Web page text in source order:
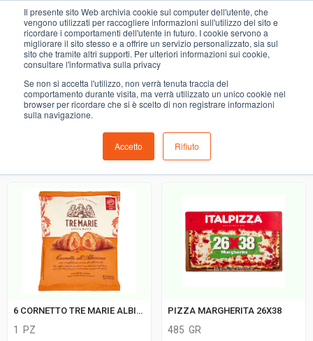
Il presente sito Web archivia cookie sul computer dell'utente, che
vengono utilizzati per raccogliere informazioni sull'utilizzo del sito e
ricordare i comportamenti dell'utente in futuro. I cookie servono a
migliorare il sito stesso e a offrire un servizio personalizzato, sia sul
sito che tramite altri supporti. Per ulteriori informazioni sui cookie,
consultare l'informativa sulla privacy
Se non si accetta l'utilizzo, non verrà tenuta traccia del
comportamento durante visita, ma verrà utilizzato un unico cookie nel
browser per ricordare che si è scelto di non registrare informazioni
sulla navigazione.
Accetto Rifiuto
Pizza & Snack
COMING SOON
gastronomia e del menù settimanale devono essere indicati
nello spazio apposito in sede di checkout
6 CORNETTO TRE MARIE ALBICOCCA
1 PZ
PIZZA MARGHERITA 26X38
485 GR